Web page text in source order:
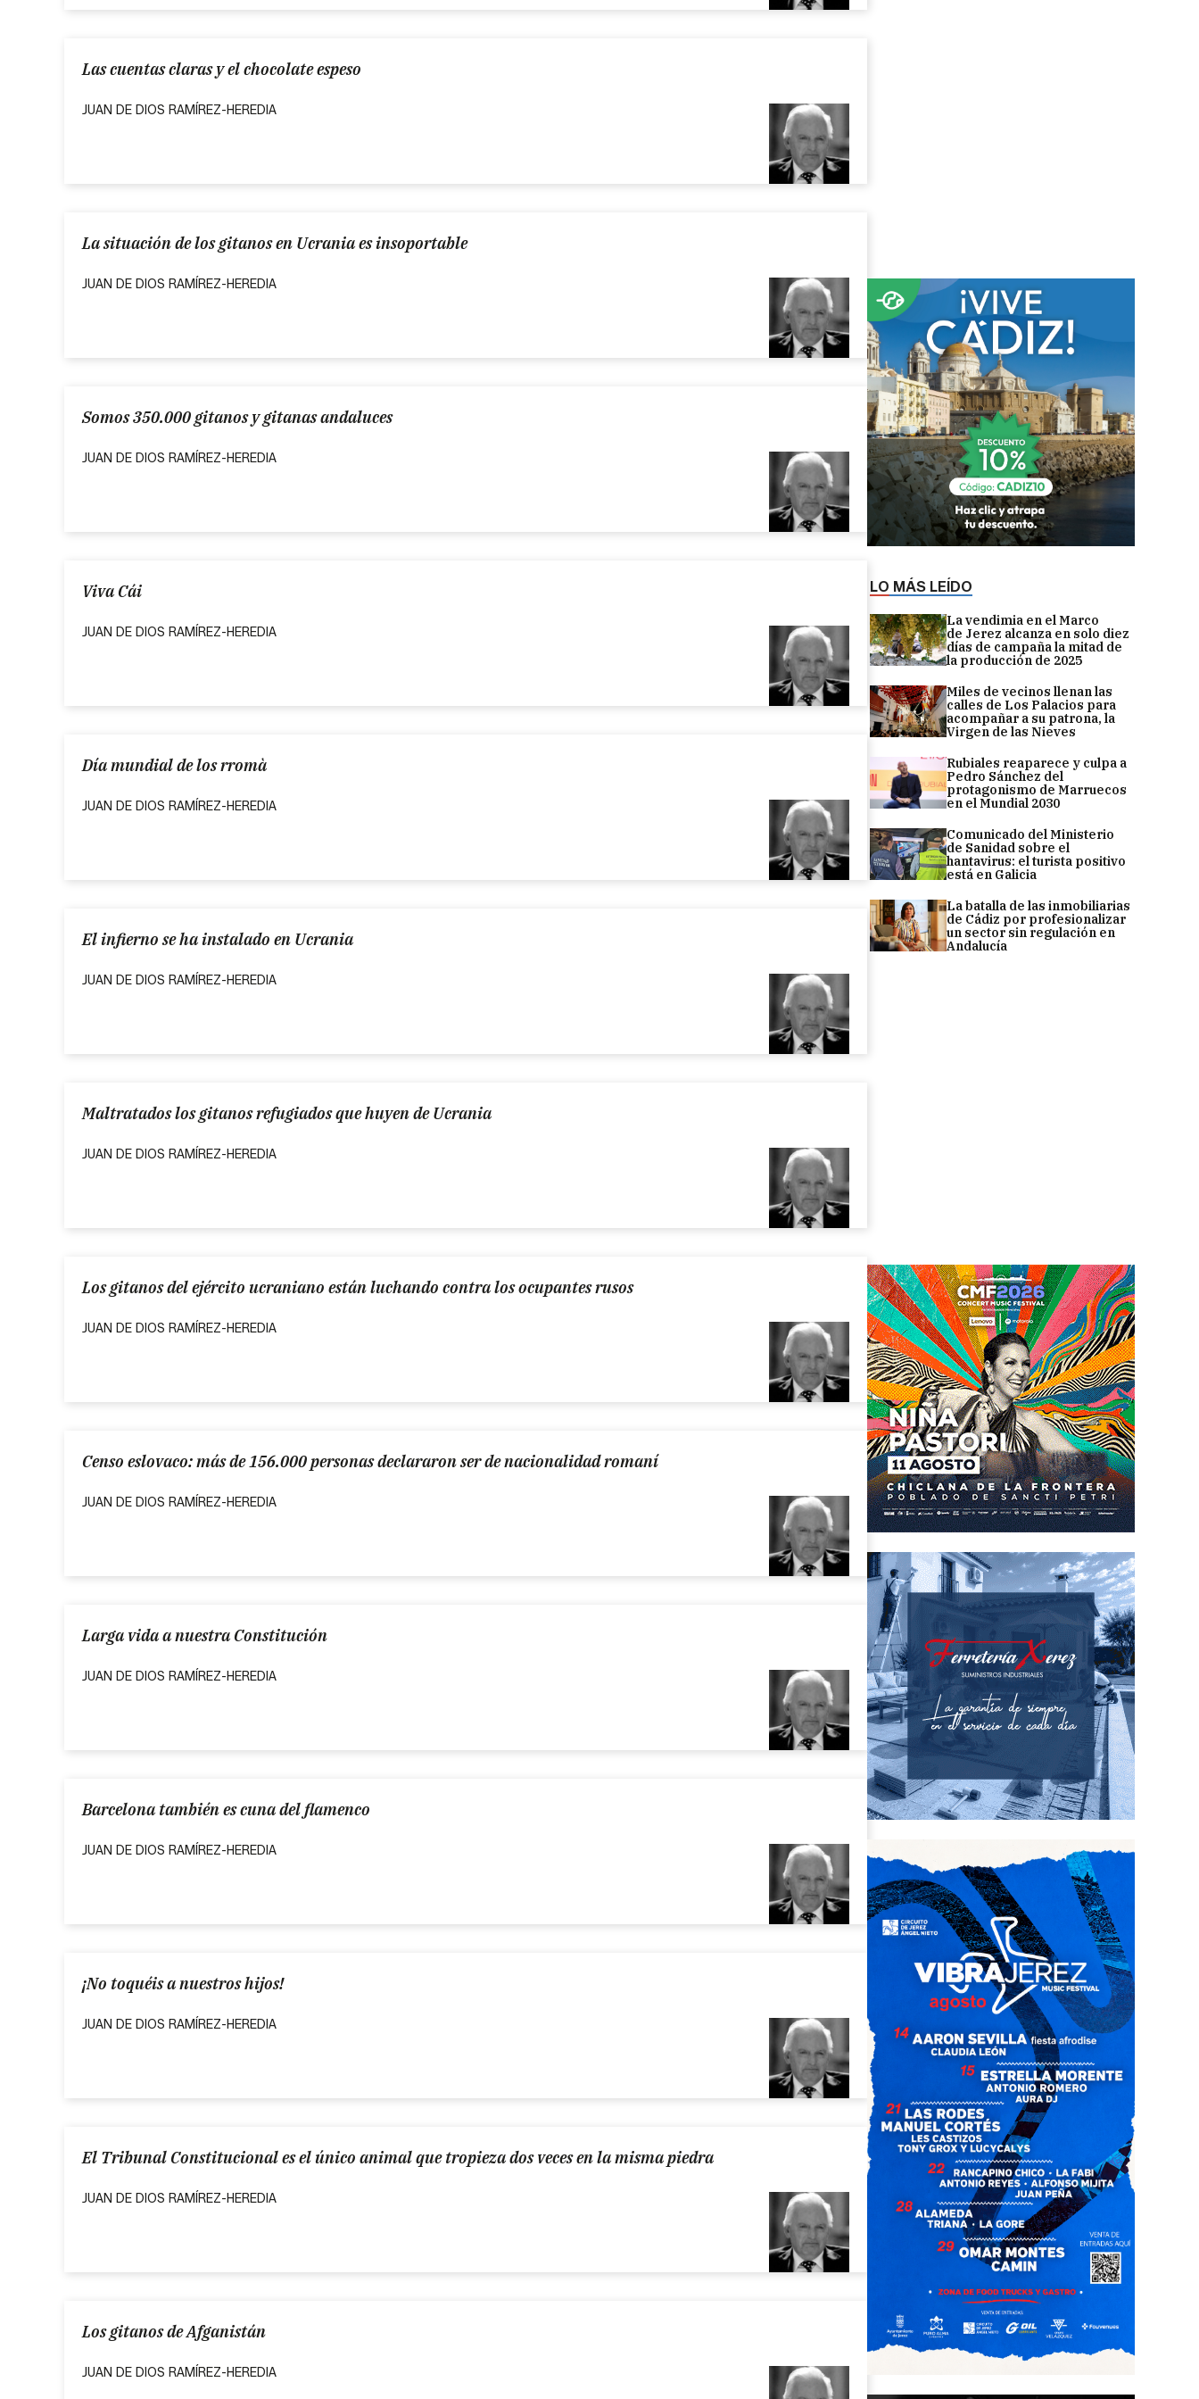
Las cuentas claras y el chocolate espeso
JUAN DE DIOS RAMÍREZ-HEREDIA
La situación de los gitanos en Ucrania es insoportable
JUAN DE DIOS RAMÍREZ-HEREDIA
Somos 350.000 gitanos y gitanas andaluces
JUAN DE DIOS RAMÍREZ-HEREDIA
Viva Cái
JUAN DE DIOS RAMÍREZ-HEREDIA
Día mundial de los rromà
JUAN DE DIOS RAMÍREZ-HEREDIA
El infierno se ha instalado en Ucrania
JUAN DE DIOS RAMÍREZ-HEREDIA
Maltratados los gitanos refugiados que huyen de Ucrania
JUAN DE DIOS RAMÍREZ-HEREDIA
Los gitanos del ejército ucraniano están luchando contra los ocupantes rusos
JUAN DE DIOS RAMÍREZ-HEREDIA
Censo eslovaco: más de 156.000 personas declararon ser de nacionalidad romaní
JUAN DE DIOS RAMÍREZ-HEREDIA
Larga vida a nuestra Constitución
JUAN DE DIOS RAMÍREZ-HEREDIA
Barcelona también es cuna del flamenco
JUAN DE DIOS RAMÍREZ-HEREDIA
¡No toquéis a nuestros hijos!
JUAN DE DIOS RAMÍREZ-HEREDIA
El Tribunal Constitucional es el único animal que tropieza dos veces en la misma piedra
JUAN DE DIOS RAMÍREZ-HEREDIA
Los gitanos de Afganistán
JUAN DE DIOS RAMÍREZ-HEREDIA
LO MÁS LEÍDO
La vendimia en el Marco
de Jerez alcanza en solo diez
días de campaña la mitad de
la producción de 2025
Miles de vecinos llenan las
calles de Los Palacios para
acompañar a su patrona, la
Virgen de las Nieves
Rubiales reaparece y culpa a
Pedro Sánchez del
protagonismo de Marruecos
en el Mundial 2030
Comunicado del Ministerio
de Sanidad sobre el
hantavirus: el turista positivo
está en Galicia
La batalla de las inmobiliarias
de Cádiz por profesionalizar
un sector sin regulación en
Andalucía